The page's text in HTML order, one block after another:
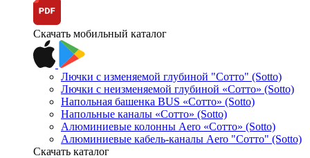
Скачать мобильный каталог
Лючки с изменяемой глубиной "Сотто" (Sotto)
Лючки с неизменяемой глубиной «Сотто» (Sotto)
Напольная башенка BUS «Сотто» (Sotto)
Напольные каналы «Сотто» (Sotto)
Алюминиевые колонны Aero «Сотто» (Sotto)
Алюминиевые кабель-каналы Aero "Сотто" (Sotto)
Скачать каталог